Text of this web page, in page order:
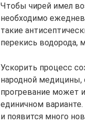
Чтобы чирей имел
необходимо
такие
перекись водорода,
Ускорить процесс
народной медицины,
прогревание может
единичном
и появится много